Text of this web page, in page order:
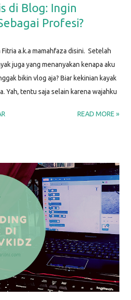
di Blog: Ingin
Profesi?
a.k.a mamahfaza disini. Setelah
juga yang menanyakan kenapa aku
bikin vlog aja? Biar kekinian kayak
Yah, tentu saja selain karena wajahku
DI BLOG PERTAMA KALI
aku berasumsi bahwa diluar sana
bertanya-tanya soal ini. Bukankah
dikit tanya Mbah Google. Ya kan?!
nama sebenarnya) sedang mencari
lalu ternyata artikel yang kutulis
bukan? Salah satu artikel pertama
Buku untuk Bayi - Gimana Caranya? ”
READ MORE »